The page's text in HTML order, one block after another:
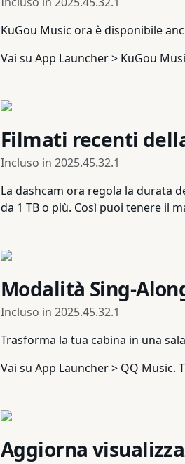
KuGou Music ora è disponibile
Vai su App Launcher > KuGou
Filmati recenti
Incluso in 2025.45.32.1
La dashcam ora regola la durata
da 1 TB o più. Così puoi tenere il
Modalità Sing-
Incluso in 2025.45.32.1
Trasforma la tua cabina in una
Vai su App Launcher > QQ Music.
Aggiorna